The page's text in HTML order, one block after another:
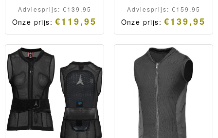
Adviesprijs: €139,95
Onze prijs:€119,95
Hoogwaardige
bodyprotector van
Atomic met een categorie
1 beschermniveau.
Lichtgewicht en ademend.
Comfortabel de hele dag.
Adviesprijs: €159,95
Onze prijs:€139,95
Hoogwaardige
bodyprotector van
Atomic met een categorie
1 beschermniveau.
Lichtgewicht en ademend.
Comfortabel de hele dag.